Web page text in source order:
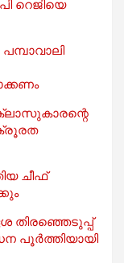
റെജിയെ
ക്ലാസുകാരന്റെ
ചീഫ്
തിരഞ്ഞെടുപ്പ്
പൂർത്തിയായി